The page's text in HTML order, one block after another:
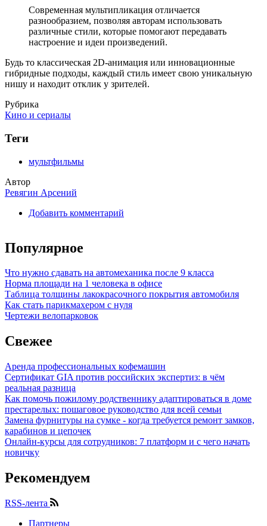
Современная мультипликация отличается
разнообразием, позволяя авторам использовать
различные стили, которые помогают передавать
настроение и идеи произведений.
Будь то классическая 2D-анимация или инновационные
гибридные подходы, каждый стиль имеет свою уникальную
нишу и находит отклик у зрителей.
Рубрика
Кино и сериалы
Теги
мультфильмы
Автор
Ревягин Арсений
Добавить комментарий
Популярное
Что нужно сдавать на автомеханика после 9 класса
Норма площади на 1 человека в офисе
Таблица толщины лакокрасочного покрытия автомобиля
Как стать парикмахером с нуля
Чертежи велопарковок
Свежее
Аренда профессиональных кофемашин
Сертификат GIA против российских экспертиз: в чём
реальная разница
Как помочь пожилому родственнику адаптироваться в доме
престарелых: пошаговое руководство для всей семьи
Замена фурнитуры на сумке - когда требуется ремонт замков,
карабинов и цепочек
Онлайн-курсы для сотрудников: 7 платформ и с чего начать
новичку
Рекомендуем
RSS-лента
Партнеры